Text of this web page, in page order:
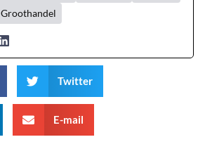
Groothandel
Twitter
E-mail